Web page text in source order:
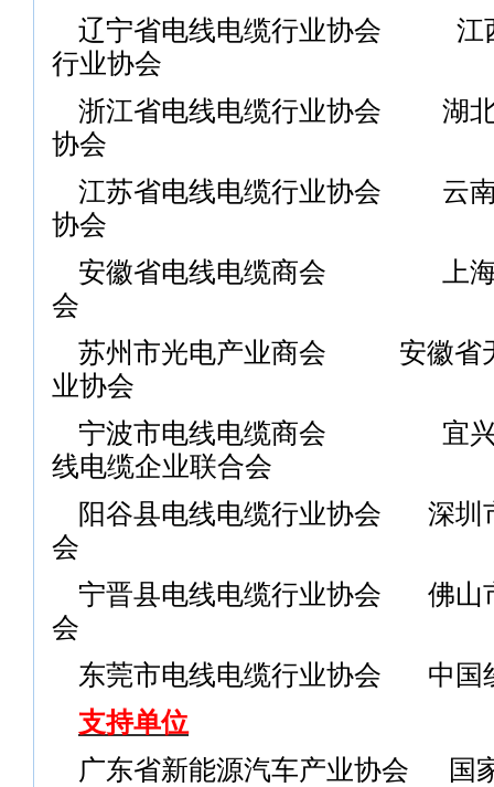
辽宁省电线电缆行业协会
江
行业协会
浙江省电线电缆行业协会
湖
协会
江苏省电线电缆行业协会
云
协会
安徽省电线电缆商会
上
会
苏州市光电产业商会
安徽省
业协会
宁波市电线电缆商会
宜
线电缆企业联合会
阳谷县电线电缆行业协会
深圳
会
宁晋县电线电缆行业协会
佛山
会
东莞市电线电缆行业协会
中国
支持单位
广东省新能源汽车产业协会
国